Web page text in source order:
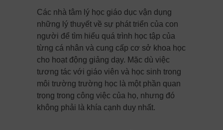
Các nhà tâm lý học giáo dục vận dụng
những lý thuyết về sự phát triển của con
người để tìm hiểu quá trình học tập của
từng cá nhân và cung cấp cơ sở khoa học
cho hoạt động giảng dạy. Mặc dù việc
tương tác với giáo viên và học sinh trong
môi trường trường học là một phần quan
trọng trong công việc của họ, nhưng đó
không phải là khía cạnh duy nhất.